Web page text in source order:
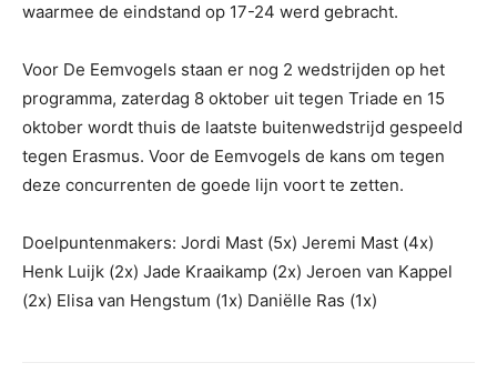
waarmee de eindstand op 17-24 werd gebracht.
Voor De Eemvogels staan er nog 2 wedstrijden op het
programma, zaterdag 8 oktober uit tegen Triade en 15
oktober wordt thuis de laatste buitenwedstrijd gespeeld
tegen Erasmus. Voor de Eemvogels de kans om tegen
deze concurrenten de goede lijn voort te zetten.
Doelpuntenmakers: Jordi Mast (5x) Jeremi Mast (4x)
Henk Luijk (2x) Jade Kraaikamp (2x) Jeroen van Kappel
(2x) Elisa van Hengstum (1x) Daniëlle Ras (1x)